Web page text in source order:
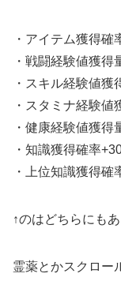
・アイテム獲得確
・戦闘経験値獲得
・スキル経験値獲
・スタミナ経験値
・健康経験値獲得
・知識獲得確率
・上位知識獲得確
↑のはどちらにも
霊薬とかスクロー